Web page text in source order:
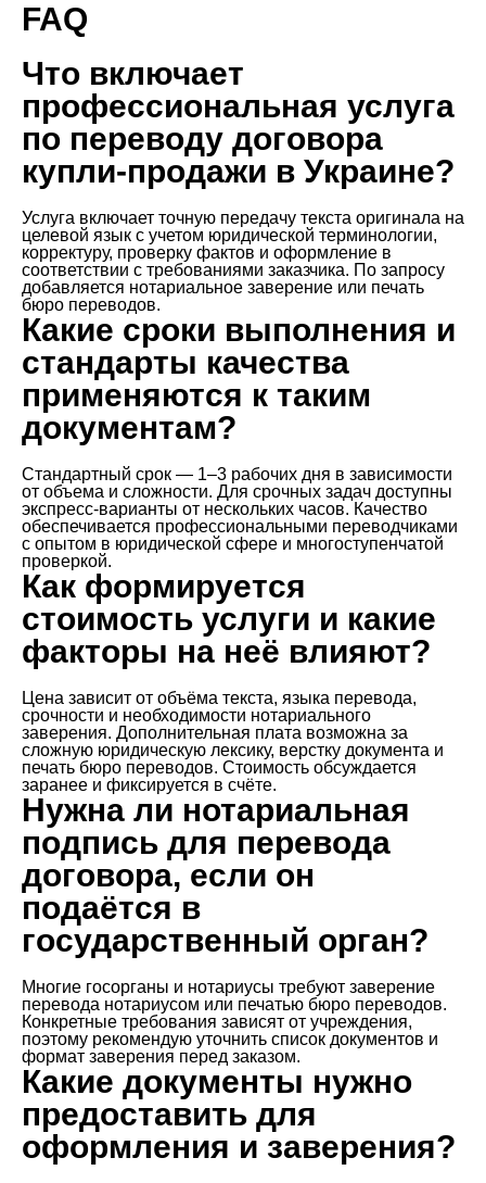
FAQ
Что включает
профессиональная услуга
по переводу договора
купли-продажи в Украине?
Услуга включает точную передачу текста оригинала на
целевой язык с учетом юридической терминологии,
корректуру, проверку фактов и оформление в
соответствии с требованиями заказчика. По запросу
добавляется нотариальное заверение или печать
бюро переводов.
Какие сроки выполнения и
стандарты качества
применяются к таким
документам?
Стандартный срок — 1–3 рабочих дня в зависимости
от объема и сложности. Для срочных задач доступны
экспресс-варианты от нескольких часов. Качество
обеспечивается профессиональными переводчиками
с опытом в юридической сфере и многоступенчатой
проверкой.
Как формируется
стоимость услуги и какие
факторы на неё влияют?
Цена зависит от объёма текста, языка перевода,
срочности и необходимости нотариального
заверения. Дополнительная плата возможна за
сложную юридическую лексику, верстку документа и
печать бюро переводов. Стоимость обсуждается
заранее и фиксируется в счёте.
Нужна ли нотариальная
подпись для перевода
договора, если он
подаётся в
государственный орган?
Многие госорганы и нотариусы требуют заверение
перевода нотариусом или печатью бюро переводов.
Конкретные требования зависят от учреждения,
поэтому рекомендую уточнить список документов и
формат заверения перед заказом.
Какие документы нужно
предоставить для
оформления и заверения?